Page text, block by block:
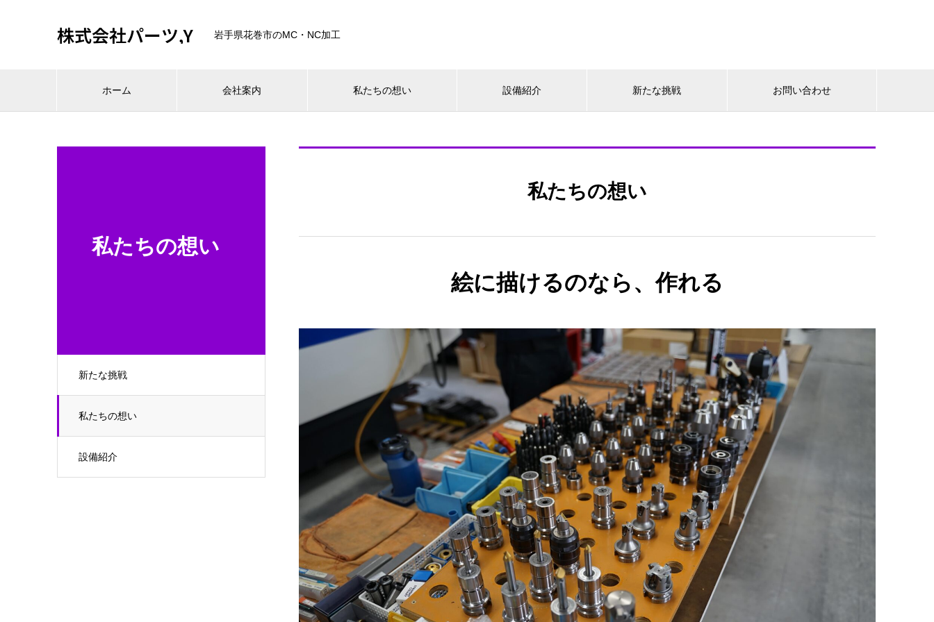
株式会社パーツ,Y 岩手県花巻市のMC・NC加工
ホーム 会社案内 私たちの想い 設備紹介 新たな挑戦 お問い合わせ
私たちの想い
新たな挑戦
私たちの想い
設備紹介
私たちの想い
絵に描けるのなら、作れる